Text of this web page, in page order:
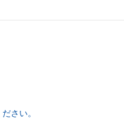
さい。